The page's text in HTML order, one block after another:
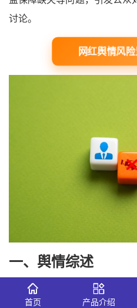
讨论。
网红舆情风险
一、舆情综述
）当事人 背景
首页 产品介绍